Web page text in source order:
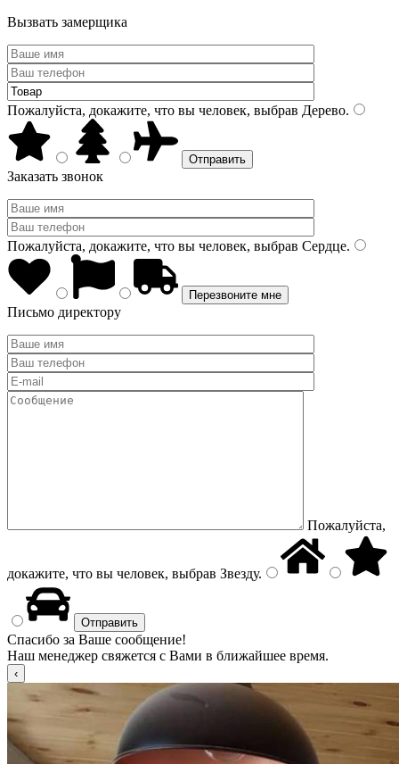
Вызвать замерщика
Пожалуйста, докажите, что вы человек, выбрав Дерево.
Заказать звонок
Пожалуйста, докажите, что вы человек, выбрав Сердце.
Письмо директору
Пожалуйста,
докажите, что вы человек, выбрав Звезду.
Спасибо за Ваше сообщение!
Наш менеджер свяжется с Вами в ближайшее время.